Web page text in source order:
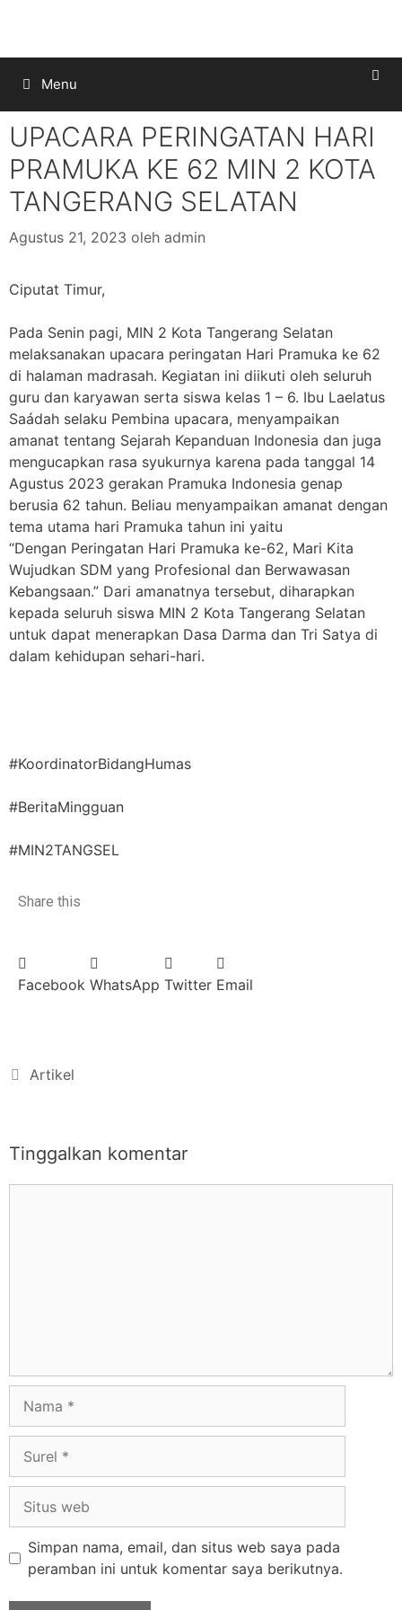
Menu
UPACARA PERINGATAN HARI
PRAMUKA KE 62 MIN 2 KOTA
TANGERANG SELATAN
Agustus 21, 2023 oleh admin
Ciputat Timur,
Pada Senin pagi, MIN 2 Kota Tangerang Selatan
melaksanakan upacara peringatan Hari Pramuka ke 62
di halaman madrasah. Kegiatan ini diikuti oleh seluruh
guru dan karyawan serta siswa kelas 1 – 6. Ibu Laelatus
Saádah selaku Pembina upacara, menyampaikan
amanat tentang Sejarah Kepanduan Indonesia dan juga
mengucapkan rasa syukurnya karena pada tanggal 14
Agustus 2023 gerakan Pramuka Indonesia genap
berusia 62 tahun. Beliau menyampaikan amanat dengan
tema utama hari Pramuka tahun ini yaitu
“Dengan Peringatan Hari Pramuka ke-62, Mari Kita
Wujudkan SDM yang Profesional dan Berwawasan
Kebangsaan.” Dari amanatnya tersebut, diharapkan
kepada seluruh siswa MIN 2 Kota Tangerang Selatan
untuk dapat menerapkan Dasa Darma dan Tri Satya di
dalam kehidupan sehari-hari.
#KoordinatorBidangHumas
#BeritaMingguan
#MIN2TANGSEL
Share this
Facebook WhatsApp Twitter Email
Artikel
Tinggalkan komentar
Simpan nama, email, dan situs web saya pada
peramban ini untuk komentar saya berikutnya.